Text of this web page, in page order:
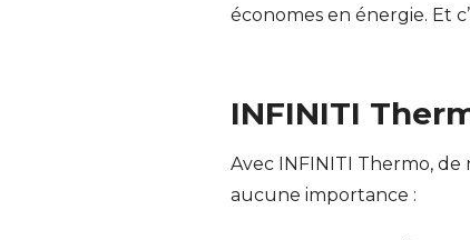
économes en énergie. Et
INFINITI
Avec INFINITI Thermo,
aucune importance :